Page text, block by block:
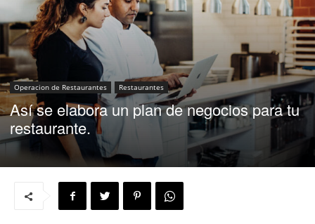
Capacitación
para
Operacion de Restaurantes Restaurantes
Así se elabora un plan de negocios para tu
restaurante.